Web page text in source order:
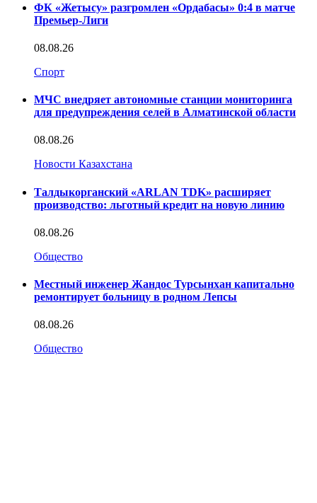
ФК «Жетысу» разгромлен «Ордабасы» 0:4 в матче
Премьер-Лиги
08.08.26
Спорт
МЧС внедряет автономные станции мониторинга
для предупреждения селей в Алматинской области
08.08.26
Новости Казахстана
Талдыкорганский «ARLAN TDK» расширяет
производство: льготный кредит на новую линию
08.08.26
Общество
Местный инженер Жандос Турсынхан капитально
ремонтирует больницу в родном Лепсы
08.08.26
Общество